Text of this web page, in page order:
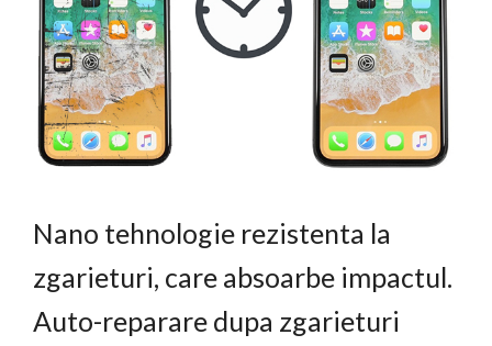
Nano tehnologie rezistenta la
zgarieturi, care absoarbe impactul.
Auto-reparare dupa zgarieturi